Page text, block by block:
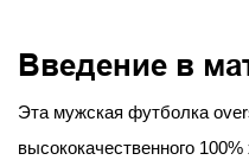
Введение в
Эта мужская футболка
высококачественного